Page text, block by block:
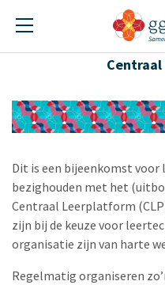
Bijpraten
Dit is een bijeenkomst voor
bezighouden met het
Centraal Leerplatform
zijn bij de keuze voor
organisatie zijn van harte
Regelmatig organiseren